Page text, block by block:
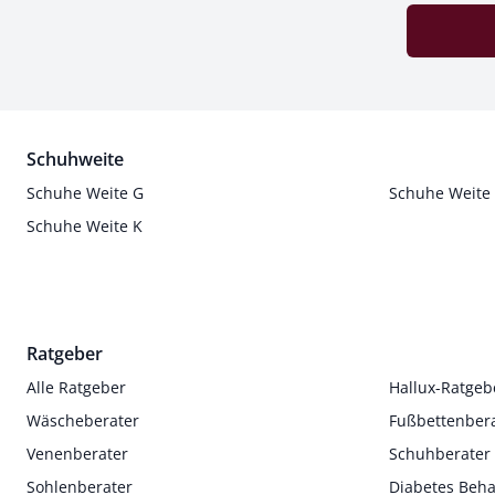
Schuhweite
Schuhe Weite G
Schuhe Weite
Schuhe Weite K
Ratgeber
Alle Ratgeber
Hallux-
Wäscheberater
Venenberater
Schuhberater
Sohlenberater
Diabetes